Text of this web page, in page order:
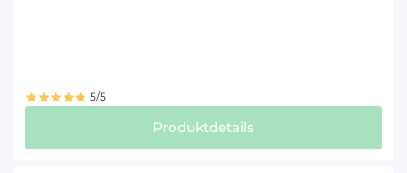
5/5
Produktdetails